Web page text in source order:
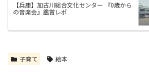
【兵庫】加古川総合文化センター 『0歳から
の音楽会』鑑賞レポ
子育て 絵本